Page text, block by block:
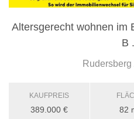
Altersgerecht wohnen im
B
KAUFPREIS
389.000 € 82